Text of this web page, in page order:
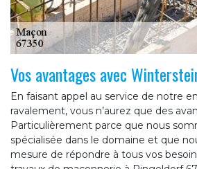
Vos avantages avec
En faisant appel au service de notre
ravalement, vous n’aurez que des
Particulièrement parce que nous
spécialisée dans le domaine et que
mesure de répondre à tous vos